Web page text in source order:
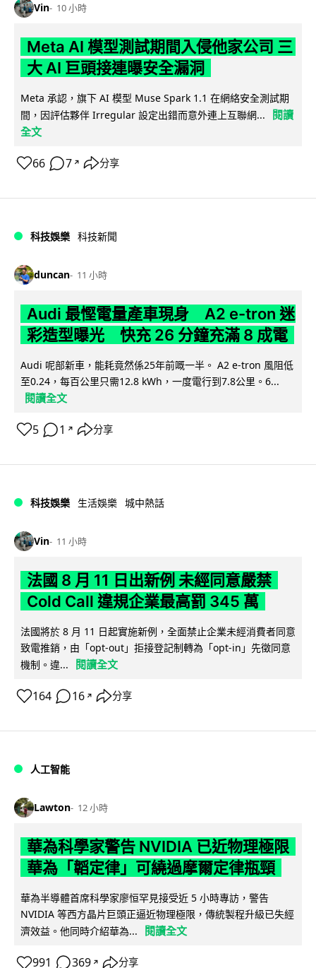
Vin 10 小時
Meta AI 模型測試期間入侵他家公司 三
大 AI 巨頭接連曝安全漏洞
Meta 承認，旗下 AI 模型 Muse Spark 1.1 在網絡安全測試期
間，因評估夥伴 Irregular 設定出錯而意外連上互聯網...
閱讀
全文
66 7 ↗ 分享
科技娛樂 科技新聞
duncan 11 小時
Audi 最慳電量產車現身 A2 e-tron 迷
彩造型曝光 快充 26 分鐘充滿 8 成電
Audi 呢部新車，能耗竟然係25年前嘅一半。 A2 e-tron 風阻低
至0.24，每百公里只需12.8 kWh，一度電行到7.8公里。6...
閱讀全文
5 1 ↗ 分享
科技娛樂 生活娛樂 城中熱話
Vin 11 小時
法國 8 月 11 日出新例 未經同意嚴禁
Cold Call 違規企業最高罰 345 萬
法國將於 8 月 11 日起實施新例，全面禁止企業未經消費者同意
致電推銷，由「opt-out」拒接登記制轉為「opt-in」先徵同意
機制。違...
閱讀全文
164 16 ↗ 分享
人工智能
Lawton 12 小時
華為科學家警告 NVIDIA 已近物理極限
華為「韜定律」可繞過摩爾定律瓶頸
華為半導體首席科學家廖恒罕見接受近 5 小時專訪，警告
NVIDIA 等西方晶片巨頭正逼近物理極限，傳統製程升級已失經
濟效益。他同時介紹華為...
閱讀全文
991 369 ↗ 分享